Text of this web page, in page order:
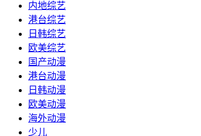
内地综艺
港台综艺
日韩综艺
欧美综艺
国产动漫
港台动漫
日韩动漫
欧美动漫
海外动漫
少儿